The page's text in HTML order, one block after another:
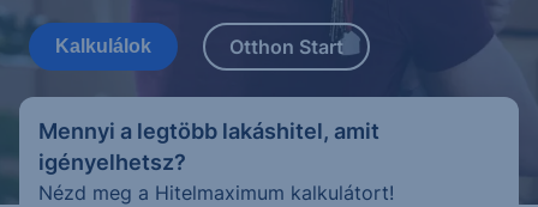
Kalkulálok Otthon Start
Mennyi a legtöbb lakáshitel, amit
igényelhetsz?
Nézd meg a Hitelmaximum kalkulátort!